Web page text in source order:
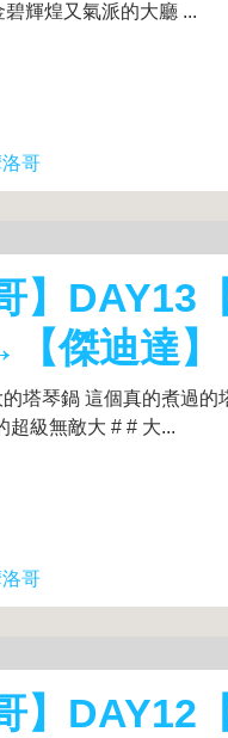
輝煌又氣派的大廳 ...
哥
】DAY13
傑迪達】
塔琴鍋 這個真的煮過的
超級無敵大 # # 大...
哥
】DAY12